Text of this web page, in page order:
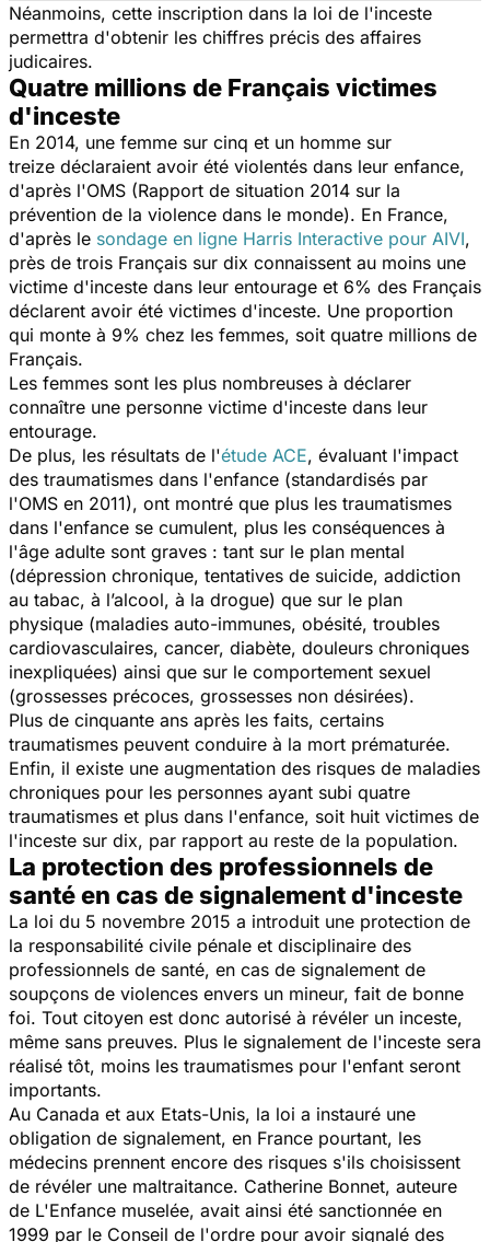
Néanmoins, cette inscription dans la loi de l'inceste
permettra d'obtenir les chiffres précis des affaires
judicaires.
Quatre millions de Français victimes
d'inceste
En 2014, une femme sur cinq et un homme sur
treize déclaraient avoir été violentés dans leur enfance,
d'après l'OMS (Rapport de situation 2014 sur la
prévention de la violence dans le monde). En France,
d'après le sondage en ligne Harris Interactive pour AIVI,
près de trois Français sur dix connaissent au moins une
victime d'inceste dans leur entourage et 6% des Français
déclarent avoir été victimes d'inceste. Une proportion
qui monte à 9% chez les femmes, soit quatre millions de
Français.
Les femmes sont les plus nombreuses à déclarer
connaître une personne victime d'inceste dans leur
entourage.
De plus, les résultats de l'étude ACE, évaluant l'impact
des traumatismes dans l'enfance (standardisés par
l'OMS en 2011), ont montré que plus les traumatismes
dans l'enfance se cumulent, plus les conséquences à
l'âge adulte sont graves : tant sur le plan mental
(dépression chronique, tentatives de suicide, addiction
au tabac, à l’alcool, à la drogue) que sur le plan
physique (maladies auto-immunes, obésité, troubles
cardiovasculaires, cancer, diabète, douleurs chroniques
inexpliquées) ainsi que sur le comportement sexuel
(grossesses précoces, grossesses non désirées).
Plus de cinquante ans après les faits, certains
traumatismes peuvent conduire à la mort prématurée.
Enfin, il existe une augmentation des risques de maladies
chroniques pour les personnes ayant subi quatre
traumatismes et plus dans l'enfance, soit huit victimes de
l'inceste sur dix, par rapport au reste de la population.
La protection des professionnels de
santé en cas de signalement d'inceste
La loi du 5 novembre 2015 a introduit une protection de
la responsabilité civile pénale et disciplinaire des
professionnels de santé, en cas de signalement de
soupçons de violences envers un mineur, fait de bonne
foi. Tout citoyen est donc autorisé à révéler un inceste,
même sans preuves. Plus le signalement de l'inceste sera
réalisé tôt, moins les traumatismes pour l'enfant seront
importants.
Au Canada et aux Etats-Unis, la loi a instauré une
obligation de signalement, en France pourtant, les
médecins prennent encore des risques s'ils choisissent
de révéler une maltraitance. Catherine Bonnet, auteure
de L'Enfance muselée, avait ainsi été sanctionnée en
1999 par le Conseil de l'ordre pour avoir signalé des